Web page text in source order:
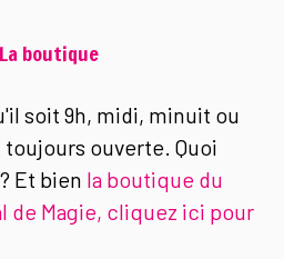
La boutique
soit 9h, midi, minuit ou
ouverte. Quoi
Et bien la boutique du
de Magie, cliquez ici pour